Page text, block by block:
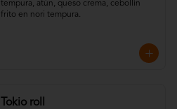
tempura, atún, queso crema, cebollín
frito en nori tempura.
Tokio roll